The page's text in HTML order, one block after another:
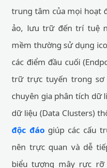
trung tâm của mọi hoạt
ảo, lưu trữ đến trí tuệ
mềm thường sử dụng
các điểm đầu cuối
trữ trực tuyến trong
chuyên gia phân tích dữ
dữ liệu (Data Clusters)
độc đáogiúp các cấu
nên trực quan và dễ
biểu tượng mây rực